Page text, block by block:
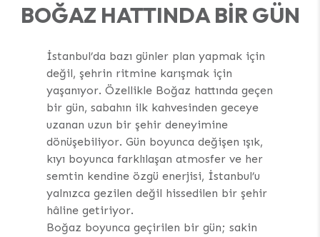
BOĞAZ HATTINDA BIR GÜN
İstanbul’da bazı günler plan yapmak için
değil, şehrin ritmine karışmak için
yaşanıyor. Özellikle Boğaz hattında geçen
bir gün, sabahın ilk kahvesinden geceye
uzanan uzun bir şehir deneyimine
dönüşebiliyor. Gün boyunca değişen ışık,
kıyı boyunca farklılaşan atmosfer ve her
semtin kendine özgü enerjisi, İstanbul’u
yalnızca gezilen değil hissedilen bir şehir
hâline getiriyor.
Boğaz boyunca geçirilen bir gün; sakin